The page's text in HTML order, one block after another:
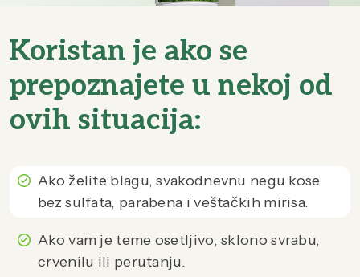
Koristan je ako se
prepoznajete u nekoj od
ovih situacija:
Ako želite blagu, svakodnevnu negu kose
bez sulfata, parabena i veštačkih mirisa.
Ako vam je teme osetljivo, sklono svrabu,
crvenilu ili perutanju.